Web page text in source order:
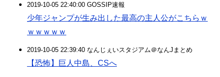
2019-10-05 22:40:00 GOSSIP速報
少年ジャンプが生み出した最高の主人公がこちらｗ
ｗｗｗｗｗ
2019-10-05 22:39:40 なんじぇいスタジアム＠なんJまとめ
【恐怖】巨人中島、CSへ